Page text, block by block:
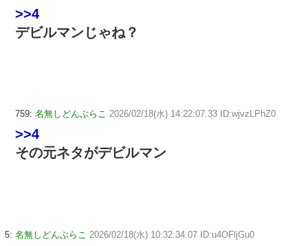
>>4
デビルマンじゃね？
759: 名無しどんぶらこ 2026/02/18(水) 14:22:07.33 ID:wjvzLPhZ0
>>4
その元ネタがデビルマン
5: 名無しどんぶらこ 2026/02/18(水) 10:32:34.07 ID:u4OFljGu0